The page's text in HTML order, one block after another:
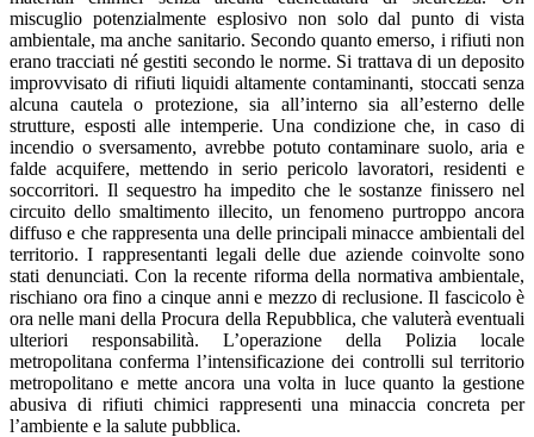
miscuglio potenzialmente esplosivo non solo dal punto di vista
ambientale, ma anche sanitario. Secondo quanto emerso, i rifiuti non
erano tracciati né gestiti secondo le norme. Si trattava di un deposito
improvvisato di rifiuti liquidi altamente contaminanti, stoccati senza
alcuna cautela o protezione, sia all’interno sia all’esterno delle
strutture, esposti alle intemperie. Una condizione che, in caso di
incendio o sversamento, avrebbe potuto contaminare suolo, aria e
falde acquifere, mettendo in serio pericolo lavoratori, residenti e
soccorritori. Il sequestro ha impedito che le sostanze finissero nel
circuito dello smaltimento illecito, un fenomeno purtroppo ancora
diffuso e che rappresenta una delle principali minacce ambientali del
territorio. I rappresentanti legali delle due aziende coinvolte sono
stati denunciati. Con la recente riforma della normativa ambientale,
rischiano ora fino a cinque anni e mezzo di reclusione. Il fascicolo è
ora nelle mani della Procura della Repubblica, che valuterà eventuali
ulteriori responsabilità. L’operazione della Polizia locale
metropolitana conferma l’intensificazione dei controlli sul territorio
metropolitano e mette ancora una volta in luce quanto la gestione
abusiva di rifiuti chimici rappresenti una minaccia concreta per
l’ambiente e la salute pubblica.